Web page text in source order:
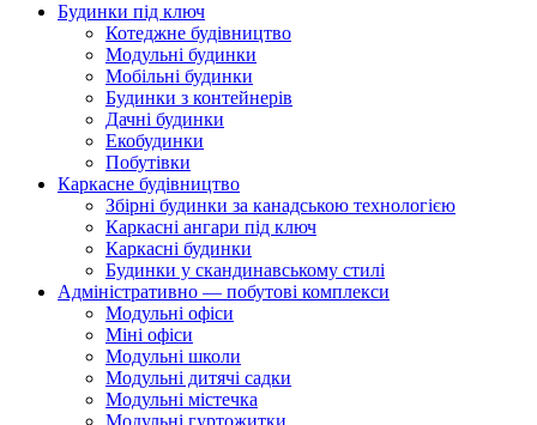
Будинки під ключ
Котеджне будівництво
Модульні будинки
Мобільні будинки
Будинки з контейнерів
Дачні будинки
Екобудинки
Побутівки
Каркасне будівництво
Збірні будинки за канадською технологією
Каркасні ангари під ключ
Каркасні будинки
Будинки у скандинавському стилі
Адміністративно — побутові комплекси
Модульні офіси
Міні офіси
Модульні школи
Модульні дитячі садки
Модульні містечка
Модульні гуртожитки